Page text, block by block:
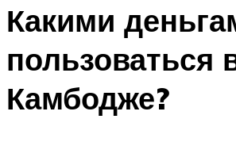
Какими
пользоваться
Камбодже?